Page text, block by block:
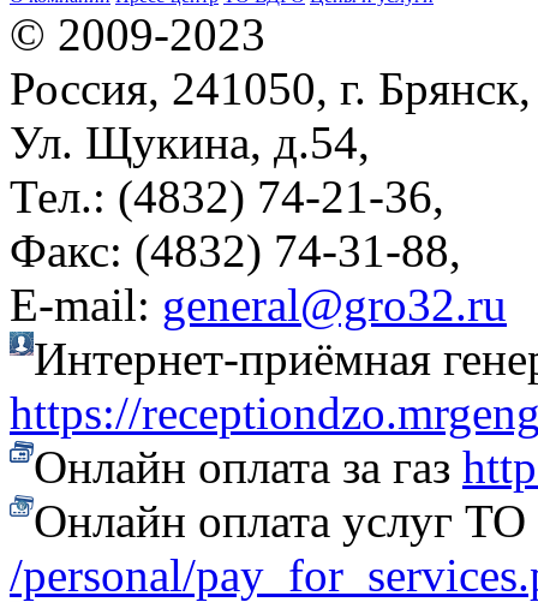
© 2009-2023
Россия, 241050, г. Брянск,
Ул. Щукина, д.54,
Тел.: (4832) 74-21-36,
Факс: (4832) 74-31-88,
Е-mail: general@gro32.ru
Интернет-приёмная
https://
Онлайн оплата за газ
Онлайн оплата услуг
/personal/